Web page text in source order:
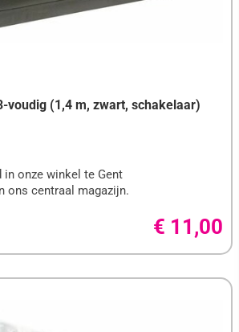
voudig (1,4 m, zwart, schakelaar)
in onze winkel te Gent
ons centraal magazijn.
€ 11,00